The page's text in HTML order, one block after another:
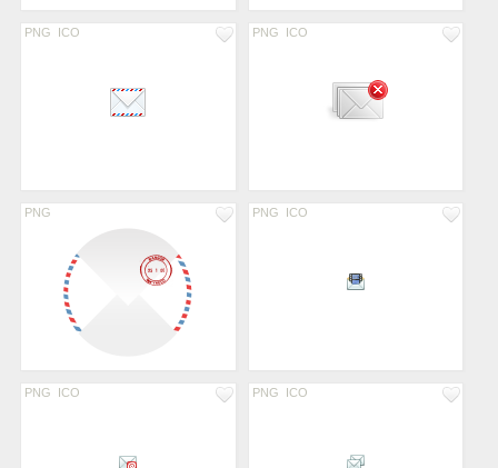
PNG ICO PNG ICO
PNG PNG ICO
PNG ICO PNG ICO